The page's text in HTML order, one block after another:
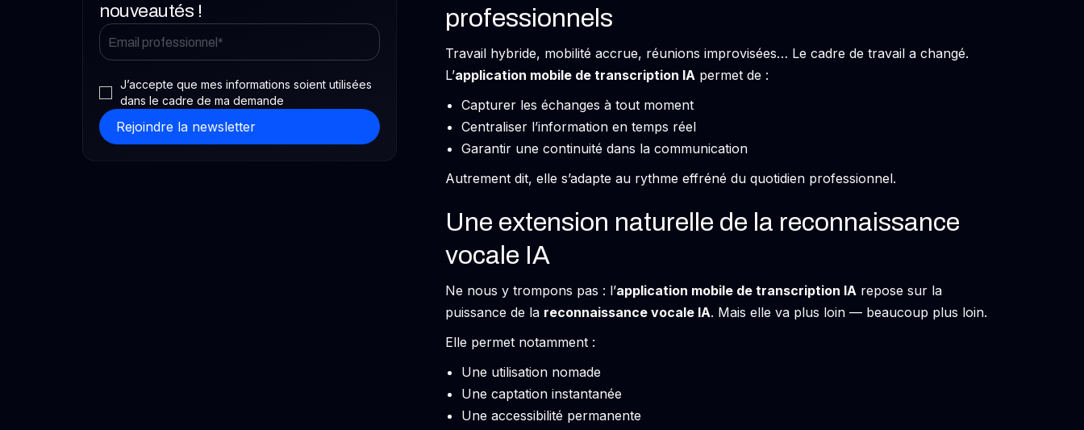
nouveautés !
J’accepte que mes informations soient utilisées
dans le cadre de ma demande
professionnels
Travail hybride, mobilité accrue, réunions improvisées… Le cadre de travail a changé.
L’application mobile de transcription IA permet de :
Capturer les échanges à tout moment
Centraliser l’information en temps réel
Garantir une continuité dans la communication
Autrement dit, elle s’adapte au rythme effréné du quotidien professionnel.
Une extension naturelle de la reconnaissance
vocale IA
Ne nous y trompons pas : l’application mobile de transcription IA repose sur la
puissance de la reconnaissance vocale IA. Mais elle va plus loin — beaucoup plus loin.
Elle permet notamment :
Une utilisation nomade
Une captation instantanée
Une accessibilité permanente